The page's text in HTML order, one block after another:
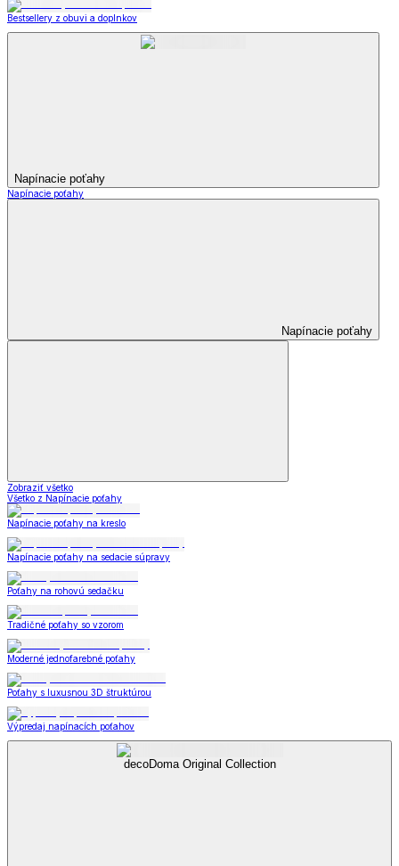
Bestsellery z obuvi a doplnkov
Napínacie poťahy
Napínacie poťahy
Napínacie poťahy
Zobraziť všetko
Všetko z Napínacie poťahy
Napínacie poťahy na kreslo
Napínacie poťahy na sedacie súpravy
Poťahy na rohovú sedačku
Tradičné poťahy so vzorom
Moderné jednofarebné poťahy
Poťahy s luxusnou 3D štruktúrou
Výpredaj napínacích poťahov
decoDoma Original Collection